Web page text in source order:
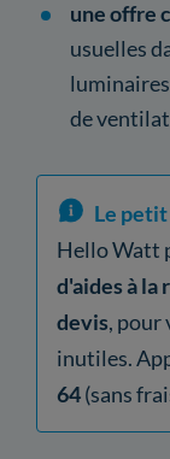
une offre
usuelles
de
Le petit
Hello Watt
d'aides à la
devis, pour
inutiles.
64(sans